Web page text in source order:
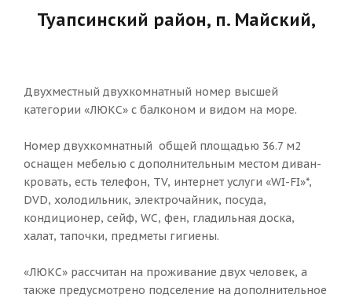
Туапсинский район, п. Майский,
Двухместный двухкомнатный номер высшей
категории «ЛЮКС» с балконом и видом на море.
Номер двухкомнатный общей площадью 36.7 м2
оснащен мебелью с дополнительным местом диван-
кровать, есть телефон, TV, интернет услуги «WI-FI»*,
DVD, холодильник, электрочайник, посуда,
кондиционер, сейф, WC, фен, гладильная доска,
халат, тапочки, предметы гигиены.
«ЛЮКС» рассчитан на проживание двух человек, а
также предусмотрено подселение на дополнительное